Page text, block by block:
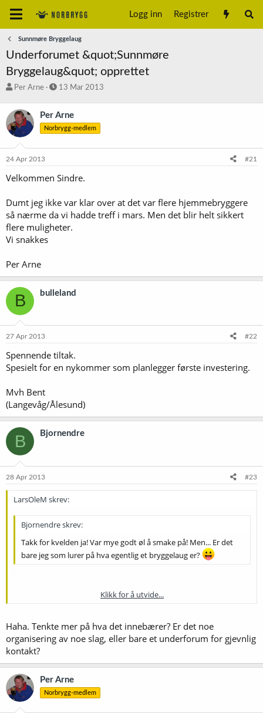
Logg inn Registrer
Sunnmøre Bryggelaug
Underforumet &quot;Sunnmøre
Bryggelaug&quot; opprettet
T
å
d
s
a
r
e
Per Arne
S
r
t
a
13 Mar 2013
Per Arne
Norbrygg-medlem
24 Apr 2013 #21
Velkommen Sindre.
Dumt jeg ikke var klar over at det var flere hjemmebryggere
så nærme da vi hadde treff i mars. Men det blir helt sikkert
flere muligheter.
Vi snakkes
Per Arne
B bulleland
27 Apr 2013 #22
Spennende tiltak.
Spesielt for en nykommer som planlegger første investering.
Mvh Bent
(Langevåg/Ålesund)
B Bjornendre
28 Apr 2013 #23
LarsOleM skrev:
Bjornendre skrev:
Takk for kvelden ja! Var mye godt øl å smake på! Men... Er det
bare jeg som lurer på hva egentlig et bryggelaug er?
Klikk for å utvide...
Haha. Tenkte mer på hva det innebærer? Er det noe
organisering av noe slag, eller bare et underforum for gjevnlig
kontakt?
Per Arne
Norbrygg-medlem